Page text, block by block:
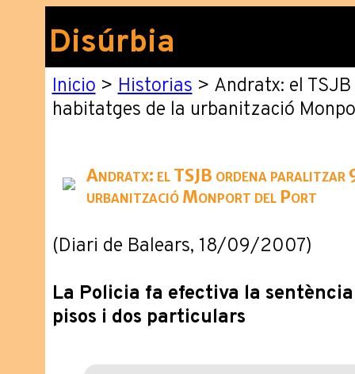
Disúrbia
Inicio>Historias> Andratx: el
habitatges de la urbanització
Andratx: el TSJB ordena paralitzar
urbanització Monport del Port
(Diari de Balears, 18/09/2007)
La Policia fa efectiva la
pisos i dos particulars